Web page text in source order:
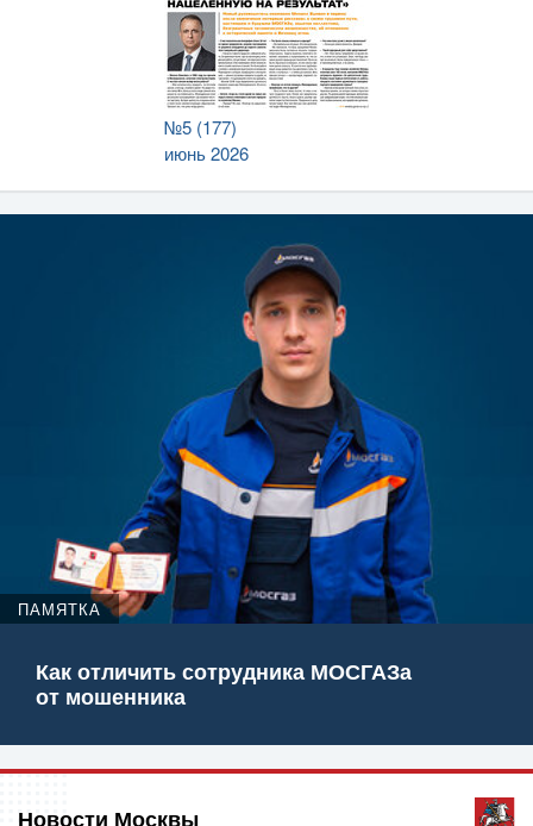
№5 (177)
июнь 2026
ПАМЯТКА
Как отличить сотрудника МОСГАЗа
от мошенника
Новости Москвы